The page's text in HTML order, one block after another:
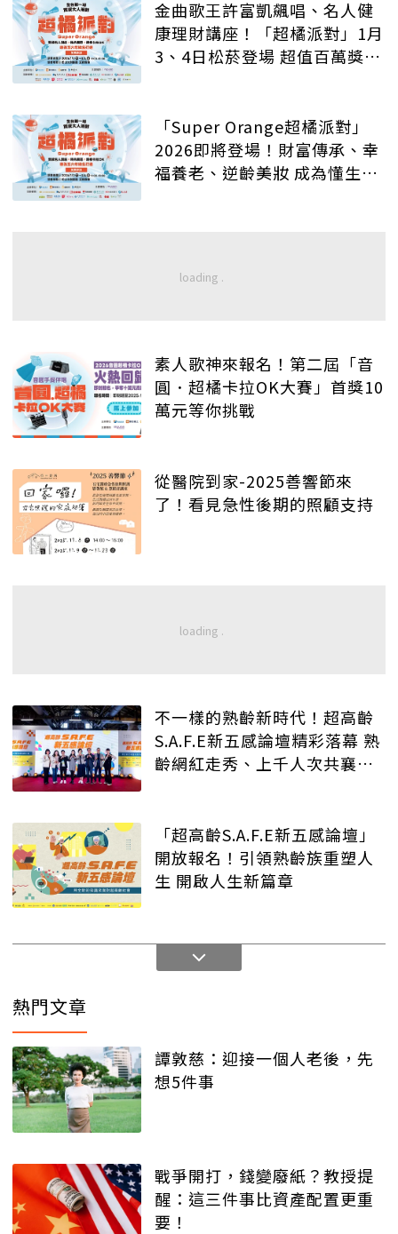
金曲歌王許富凱飆唱、名人健
康理財講座！「超橘派對」1月
3、4日松菸登場 超值百萬獎品
「Super Orange超橘派對」
2026即將登場！財富傳承、幸
福養老、逆齡美妝 成為懂生活
素人歌神來報名！第二屆「音
圓．超橘卡拉OK大賽」首獎10
萬元等你挑戰
從醫院到家-2025善響節來
了！看見急性後期的照顧支持
不一樣的熟齡新時代！超高齡
S.A.F.E新五感論壇精彩落幕 熟
齡網紅走秀、上千人次共襄盛
「超高齡S.A.F.E新五感論壇」
開放報名！引領熟齡族重塑人
生 開啟人生新篇章
熱門文章
譚敦慈：迎接一個人老後，先
想5件事
戰爭開打，錢變廢紙？教授提
醒：這三件事比資產配置更重
要！